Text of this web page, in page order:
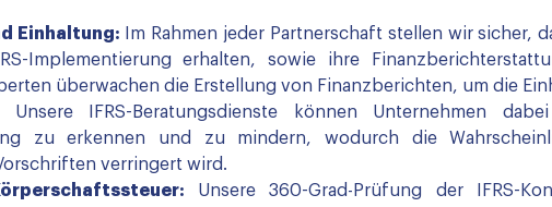
Einhaltung: Im Rahmen jeder Partnerschaft stellen wir sicher,
Implementierung erhalten, sowie ihre
überwachen die Erstellung von Finanzberichten, um die
Unsere IFRS-Beratungsdienste können Unternehmen
zu erkennen und zu mindern, wodurch die
verringert wird.
Unsere 360-Grad-Prüfung der IFRS-